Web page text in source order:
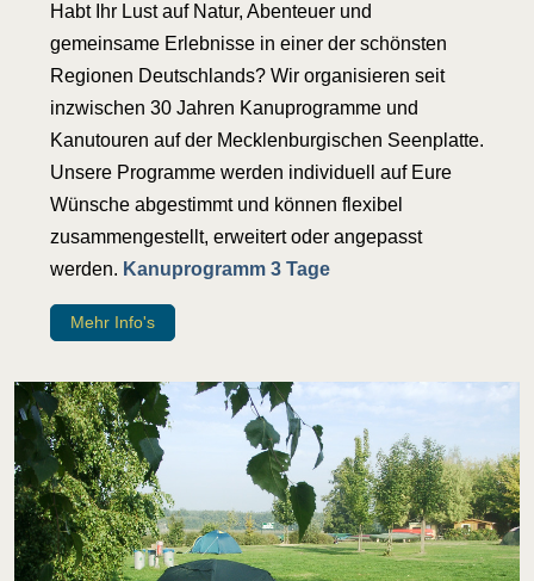
Habt Ihr Lust auf Natur, Abenteuer und
gemeinsame Erlebnisse in einer der schönsten
Regionen Deutschlands? Wir organisieren seit
inzwischen 30 Jahren Kanuprogramme und
Kanutouren auf der Mecklenburgischen Seenplatte.
Unsere Programme werden individuell auf Eure
Wünsche abgestimmt und können flexibel
zusammengestellt, erweitert oder angepasst
werden. Kanuprogramm 3 Tage
Mehr Info's